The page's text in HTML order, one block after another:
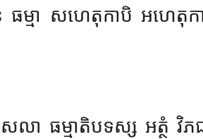
មា សហេតុកាបិ អហេតុកា
ា ធម្មាតិបទស្ស អត្ថំ វិភជ